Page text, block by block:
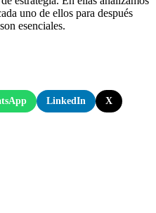
uno de ellos para después
esenciales.
LinkedIn X